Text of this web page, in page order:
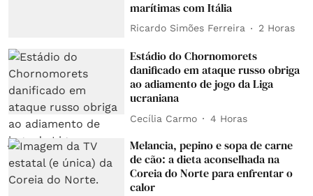
marítimas com Itália
Ricardo Simões Ferreira 2 Horas
Estádio do Chornomorets
danificado em ataque russo obriga
ao adiamento de jogo da Liga
ucraniana
Cecília Carmo 4 Horas
Melancia, pepino e sopa de carne
de cão: a dieta aconselhada na
Coreia do Norte para enfrentar o
calor